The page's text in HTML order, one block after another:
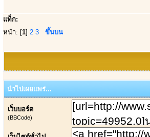
แท็ก:
หน้า: [1] 2 3 ขึ้นบน
นำไปเผยแพร่...
เว็บบอร์ด
(BBCode)